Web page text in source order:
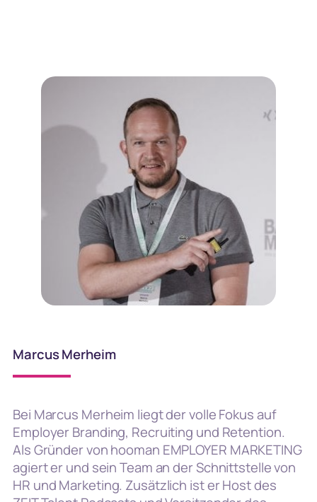
Marcus Merheim
Bei Marcus Merheim liegt der volle Fokus auf
Employer Branding, Recruiting und Retention.
Als Gründer von hooman EMPLOYER MARKETING
agiert er und sein Team an der Schnittstelle von
HR und Marketing. Zusätzlich ist er Host des